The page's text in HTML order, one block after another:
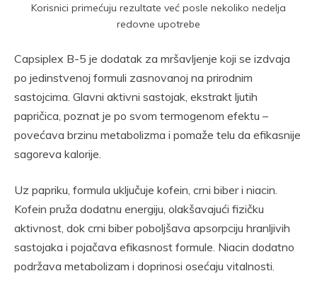
Korisnici primećuju rezultate već posle nekoliko nedelja
redovne upotrebe
Capsiplex B-5 je dodatak za mršavljenje koji se izdvaja
po jedinstvenoj formuli zasnovanoj na prirodnim
sastojcima. Glavni aktivni sastojak, ekstrakt ljutih
papričica, poznat je po svom termogenom efektu –
povećava brzinu metabolizma i pomaže telu da efikasnije
sagoreva kalorije.
Uz papriku, formula uključuje kofein, crni biber i niacin.
Kofein pruža dodatnu energiju, olakšavajući fizičku
aktivnost, dok crni biber poboljšava apsorpciju hranljivih
sastojaka i pojačava efikasnost formule. Niacin dodatno
podržava metabolizam i doprinosi osećaju vitalnosti.